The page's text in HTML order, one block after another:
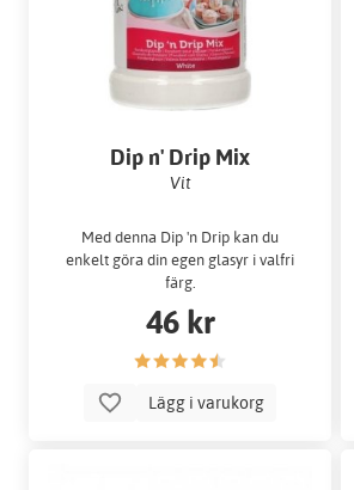
Dip n' Drip Mix
Vit
Med denna Dip 'n Drip kan du
enkelt göra din egen glasyr i valfri
färg.
46 kr
Lägg i varukorg